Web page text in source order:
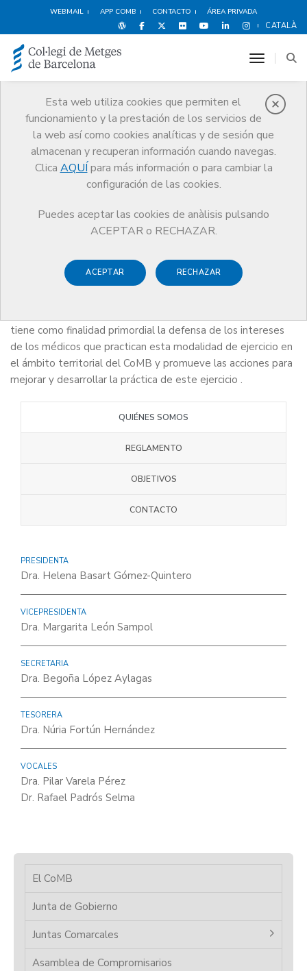
WEBMAIL APP COMB CONTACTO ÁREA PRIVADA
CATALÀ
Esta web utiliza cookies que permiten el
funcionamiento y la prestación de los servicios de
la web así como cookies analíticas y de sesión que
almacenan y recuperan información cuando navegas.
Clica AQUÍ para más información o para cambiar la
configuración de las cookies.
Puedes aceptar las cookies de anàlisis pulsando
ACEPTAR o RECHAZAR.
ACEPTAR RECHAZAR
toggle
Quiénes somos
El CoMB
Secciones colegiales
Medicina del Trabajo
Medicina del Trabajo
tiene como finalidad primordial la defensa de los intereses
de los médicos que practican esta modalidad de ejercicio en
el ámbito territorial del CoMB y promueve las acciones para
mejorar y desarrollar la práctica de este ejercicio .
QUIÉNES SOMOS
REGLAMENTO
OBJETIVOS
CONTACTO
PRESIDENTA
Dra. Helena Basart Gómez-Quintero
VICEPRESIDENTA
Dra. Margarita León Sampol
SECRETARIA
Dra. Begoña López Aylagas
TESORERA
Dra. Núria Fortún Hernández
VOCALES
Dra. Pilar Varela Pérez
Dr. Rafael Padrós Selma
El CoMB
Junta de Gobierno
Juntas Comarcales
Asamblea de Compromisarios